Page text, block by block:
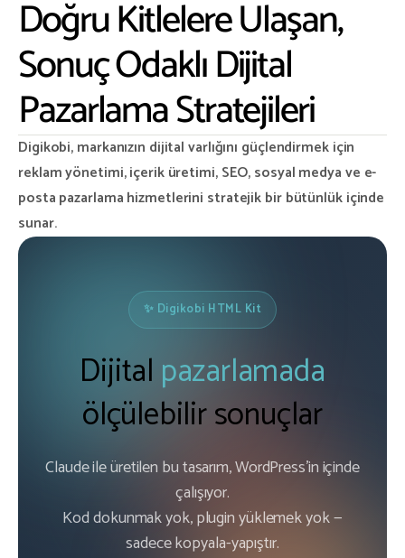
Doğru Kitlelere Ulaşan,
Sonuç Odaklı Dijital
Pazarlama Stratejileri
Digikobi, markanızın dijital varlığını güçlendirmek için
reklam yönetimi, içerik üretimi, SEO, sosyal medya ve e-
posta pazarlama hizmetlerini stratejik bir bütünlük içinde
sunar.
✨ Digikobi HTML Kit
Dijital pazarlamada
ölçülebilir sonuçlar
Claude ile üretilen bu tasarım, WordPress'in içinde
çalışıyor.
Kod dokunmak yok, plugin yüklemek yok —
sadece kopyala-yapıştır.